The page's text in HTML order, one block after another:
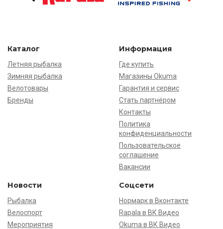
Каталог
Летняя рыбалка
Зимняя рыбалка
Велотовары
Бренды
Информация
Где купить
Магазины Okuma
Гарантия и сервис
Стать партнёром
Контакты
Политика
конфиденциальности
Пользовательское
соглашение
Вакансии
Новости
Рыбалка
Велоспорт
Мероприятия
Соцсети
Нормарк в Вконтакте
Rapala в ВК Видео
Okuma в ВК Видео